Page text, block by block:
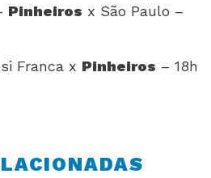
Pinheiros x São Paulo –
Franca x Pinheiros – 18h